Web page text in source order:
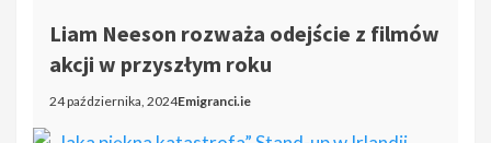
Liam Neeson rozważa odejście z filmów
akcji w przyszłym roku
24 października, 2024Emigranci.ie